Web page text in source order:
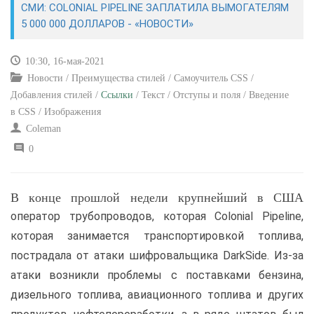
САЙТОСТРОЕНИЕ
РЕМОНТ И СОВЕТЫ
СМИ: COLONIAL PIPELINE ЗАПЛАТИЛА ВЫМОГАТЕЛЯМ
5 000 000 ДОЛЛАРОВ - «НОВОСТИ»
10:30, 16-мая-2021
Новости / Преимущества стилей / Самоучитель CSS /
Добавления стилей / Ссылки / Текст / Отступы и поля / Введение
в CSS / Изображения
Coleman
0
В конце прошлой недели крупнейший в США
оператор трубопроводов, которая Colonial Pipeline,
которая занимается транспортировкой топлива,
пострадала от атаки шифровальщика DarkSide. Из-за
атаки возникли проблемы с поставками бензина,
дизельного топлива, авиационного топлива и других